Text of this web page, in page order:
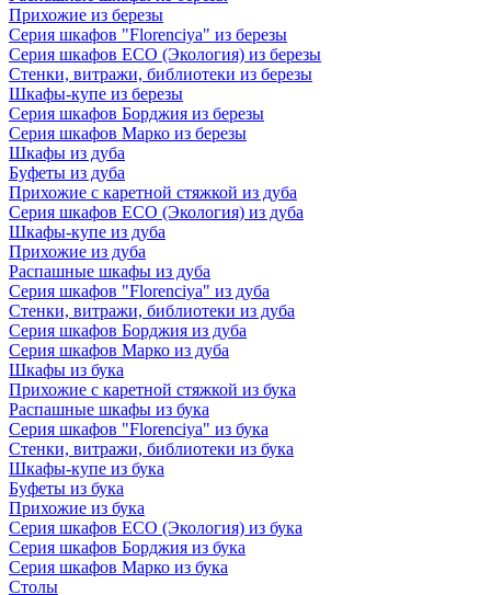
Прихожие из березы
Серия шкафов "Florenciya" из березы
Серия шкафов ECO (Экология) из березы
Стенки, витражи, библиотеки из березы
Шкафы-купе из березы
Серия шкафов Борджия из березы
Серия шкафов Марко из березы
Шкафы из дуба
Буфеты из дуба
Прихожие с каретной стяжкой из дуба
Серия шкафов ECO (Экология) из дуба
Шкафы-купе из дуба
Прихожие из дуба
Распашные шкафы из дуба
Серия шкафов "Florenciya" из дуба
Стенки, витражи, библиотеки из дуба
Серия шкафов Борджия из дуба
Серия шкафов Марко из дуба
Шкафы из бука
Прихожие с каретной стяжкой из бука
Распашные шкафы из бука
Серия шкафов "Florenciya" из бука
Стенки, витражи, библиотеки из бука
Шкафы-купе из бука
Буфеты из бука
Прихожие из бука
Серия шкафов ECO (Экология) из бука
Серия шкафов Борджия из бука
Серия шкафов Марко из бука
Столы